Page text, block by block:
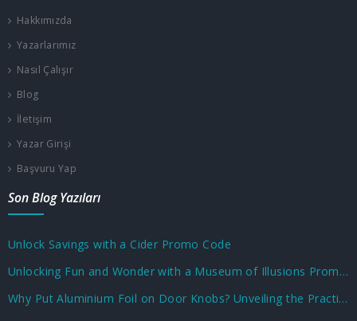
Hakkımızda
Yazarlarımız
Nasıl Çalışır
Blog
İletişim
Yazar Girişi
Başvuru Yap
Son Blog Yazıları
Unlock Savings with a Cider Promo Code
Unlocking Fun and Wonder with a Museum of Illusions Promo Code
Why Put Aluminium Foil on Door Knobs? Unveiling the Practical and Unusual Uses